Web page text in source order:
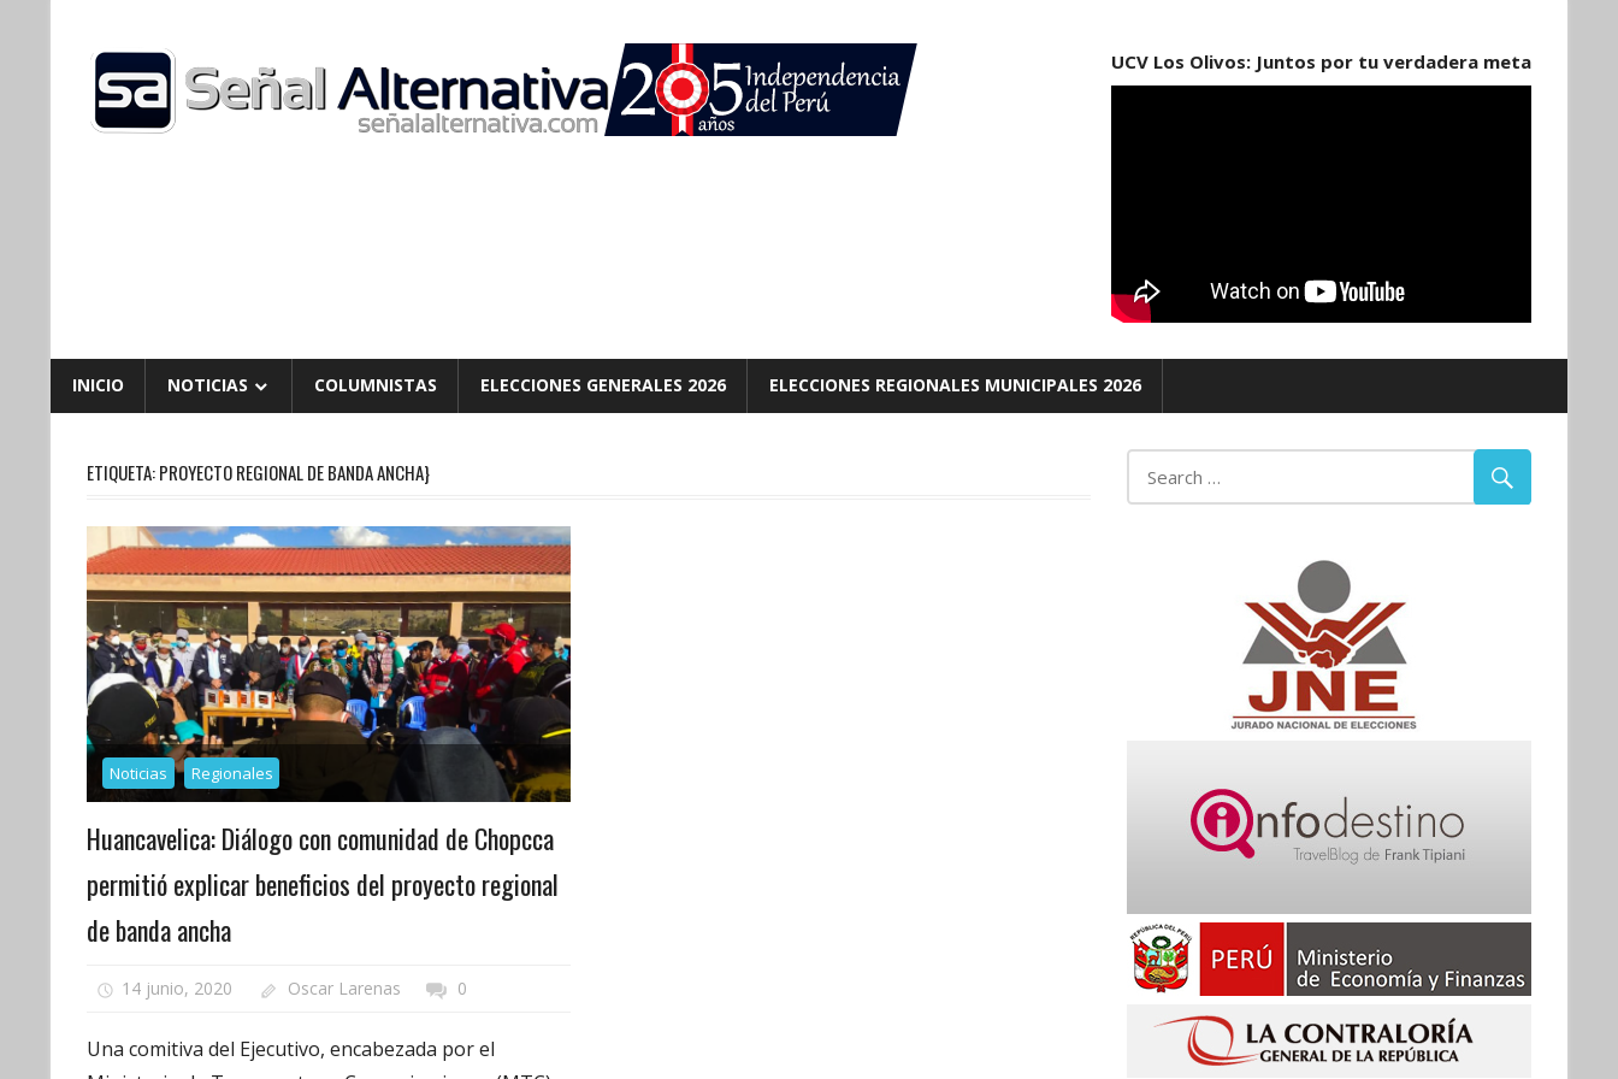
content
UCV Los Olivos: Juntos por tu verdadera meta
INICIO NOTICIAS COLUMNISTAS ELECCIONES GENERALES 2026 ELECCIONES REGIONALES MUNICIPALES 2026
ETIQUETA:PROYECTO REGIONAL DE BANDA ANCHA}
Noticias Regionales
Huancavelica: Diálogo con comunidad de Chopcca
permitió explicar beneficios del proyecto regional
de banda ancha
14 junio, 2020 Oscar Larenas 0
Una comitiva del Ejecutivo, encabezada por el